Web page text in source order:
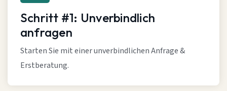
Schritt #1: Unverbindlich
anfragen
Starten Sie mit einer unverbindlichen Anfrage &
Erstberatung.